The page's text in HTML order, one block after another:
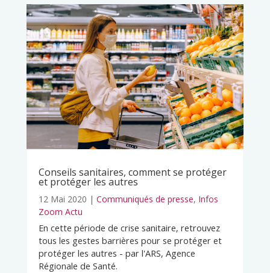
Conseils sanitaires, comment se protéger
et protéger les autres
12 Mai 2020 | Communiqués de presse, Infos
Zoom Actu
En cette période de crise sanitaire, retrouvez
tous les gestes barrières pour se protéger et
protéger les autres - par l'ARS, Agence
Régionale de Santé.